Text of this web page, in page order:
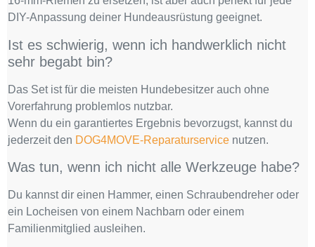
DIY-Anpassung deiner Hundeausrüstung geeignet.
Ist es schwierig, wenn ich handwerklich nicht
sehr begabt bin?
Das Set ist für die meisten Hundebesitzer auch ohne
Vorerfahrung problemlos nutzbar.
Wenn du ein garantiertes Ergebnis bevorzugst, kannst du
jederzeit den DOG4MOVE-Reparaturservice nutzen.
Was tun, wenn ich nicht alle Werkzeuge habe?
Du kannst dir einen Hammer, einen Schraubendreher oder
ein Locheisen von einem Nachbarn oder einem
Familienmitglied ausleihen.